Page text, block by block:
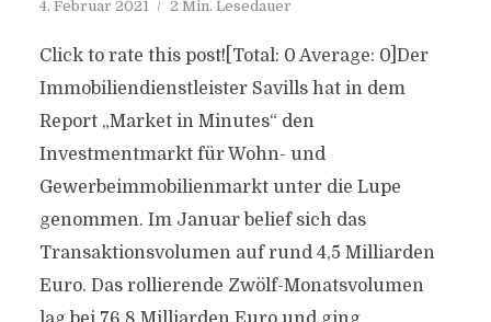
4. Februar 2021 2 Min. Lesedauer
Click to rate this post![Total: 0 Average: 0]Der
Immobiliendienstleister Savills hat in dem
Report „Market in Minutes“ den
Investmentmarkt für Wohn- und
Gewerbeimmobilienmarkt unter die Lupe
genommen. Im Januar belief sich das
Transaktionsvolumen auf rund 4,5 Milliarden
Euro. Das rollierende Zwölf-Monatsvolumen